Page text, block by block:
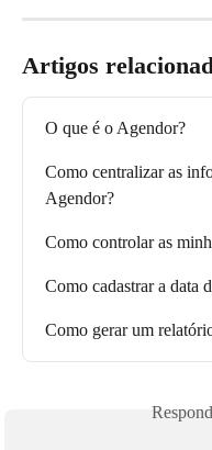
Artigos
O que é o Agendor?
Como centralizar as
Agendor?
Como controlar as
Como cadastrar a data
Como gerar um